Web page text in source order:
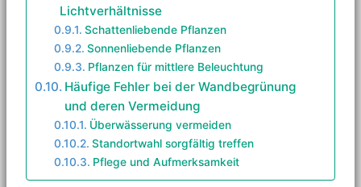
Lichtverhältnisse
Schattenliebende Pflanzen
Sonnenliebende Pflanzen
Pflanzen für mittlere Beleuchtung
Häufige Fehler bei der Wandbegrünung
und deren Vermeidung
Überwässerung vermeiden
Standortwahl sorgfältig treffen
Pflege und Aufmerksamkeit